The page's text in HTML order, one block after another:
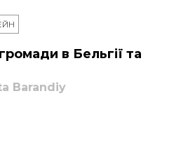
в Бельгії та
Barandiy